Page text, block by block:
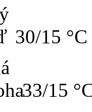
30/15 °C
33/15